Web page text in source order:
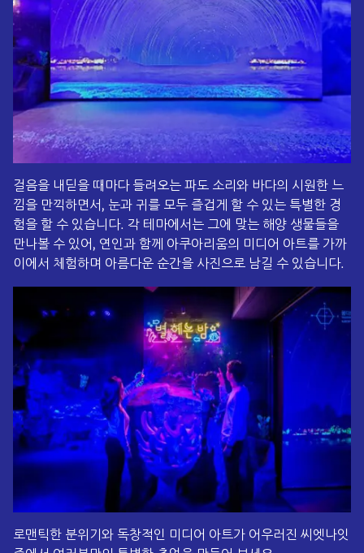
걸음을 내딛을 때마다 들려오는 파도 소리와 바다의 시원한 느
낌을 만끽하면서, 눈과 귀를 모두 즐겁게 할 수 있는 특별한 경
험을 할 수 있습니다. 각 테마에서는 그에 맞는 해양 생물들을
만나볼 수 있어, 연인과 함께 아쿠아리움의 미디어 아트를 가까
이에서 체험하며 아름다운 순간을 사진으로 남길 수 있습니다.
로맨틱한 분위기와 독창적인 미디어 아트가 어우러진 씨엣나잇